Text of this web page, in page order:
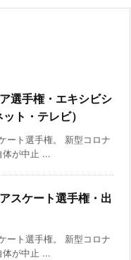
選手権・エキシビシ
ト・テレビ）
ート選手権。 新型コロナ
体が中止 ...
スケート選手権・出
ート選手権。 新型コロナ
体が中止 ...